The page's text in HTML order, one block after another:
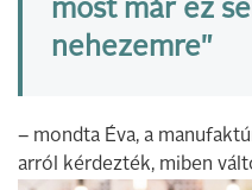
most már ez
nehezemre"
– mondta Éva, a
arról kérdezték, miben